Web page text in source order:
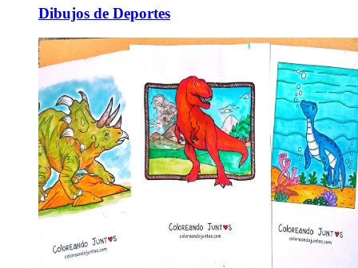
Dibujos de Deportes